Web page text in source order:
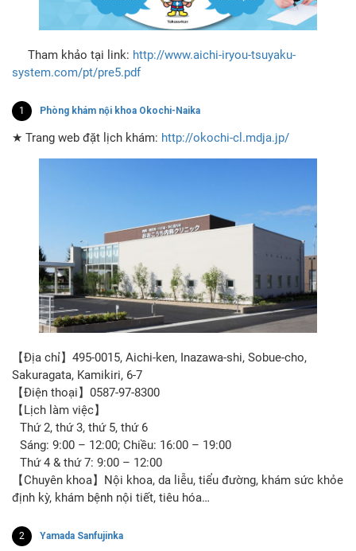
Tham khảo tại link: http://www.aichi-iryou-tsuyaku-
system.com/pt/pre5.pdf
1 Phòng khám nội khoa Okochi-Naika
★ Trang web đặt lịch khám: http://okochi-cl.mdja.jp/
【Địa chỉ】495-0015, Aichi-ken, Inazawa-shi, Sobue-cho,
Sakuragata, Kamikiri, 6-7
【Điện thoại】0587-97-8300
【Lịch làm việc】
Thứ 2, thứ 3, thứ 5, thứ 6
Sáng: 9:00 – 12:00; Chiều: 16:00 – 19:00
Thứ 4 & thứ 7: 9:00 – 12:00
【Chuyên khoa】Nội khoa, da liễu, tiểu đường, khám sức khỏe
định kỳ, khám bệnh nội tiết, tiêu hóa…
2 Yamada Sanfujinka